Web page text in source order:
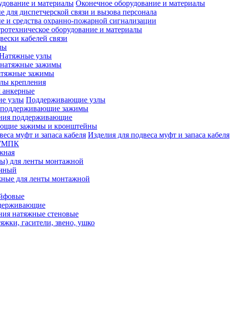
Оконечное оборудование и материалы
для диспетчерской связи и вызова персонала
и средства охранно-пожарной сигнализации
оборудование и материалы
кабелей связи
узлы
зажимы
зажимы
крепления
Поддерживающие узлы
зажимы
поддерживающие
зажимы и кронштейны
Изделия для подвеса муфт и запаса кабеля
УМПК
для ленты монтажной
для ленты монтажной
натяжные стеновые
гасители, звено, ушко